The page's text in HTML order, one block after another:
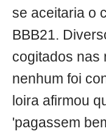
se aceitaria o
BBB21.
cogitados nas
nenhum foi
loira afirmou
'pagassem